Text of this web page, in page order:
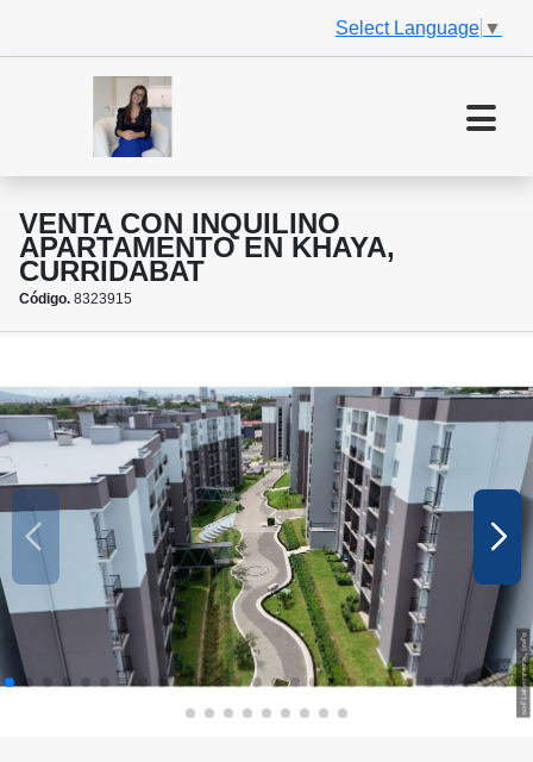
Select Language ▼
VENTA CON INQUILINO
APARTAMENTO EN KHAYA,
CURRIDABAT
Código. 8323915